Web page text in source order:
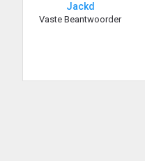
Jackd
Vaste Beantwoorder